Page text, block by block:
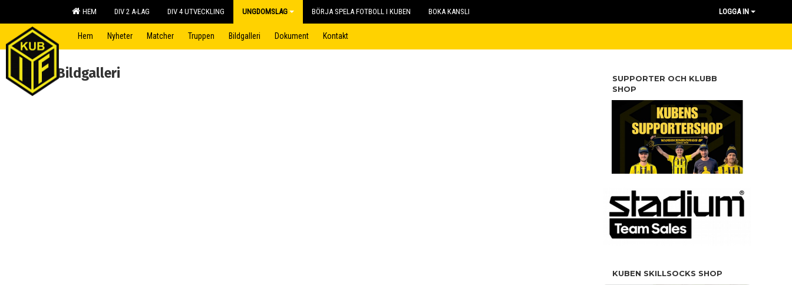
HEM DIV 2 A-LAG DIV 4 UTVECKLING UNGDOMSLAG BÖRJA SPELA FOTBOLL I KUBEN BOKA KANSLI LOGGA IN
Hem Nyheter Matcher Truppen Bildgalleri Dokument Kontakt
Bildgalleri
SUPPORTER OCH KLUBB
SHOP
KUBEN SKILLSOCKS SHOP